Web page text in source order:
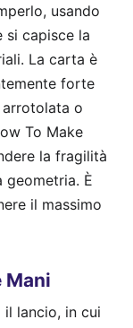
usando
si capisce la
La carta è
forte
o
To Make
la fragilità
È
il massimo
Mani
il lancio, in cui